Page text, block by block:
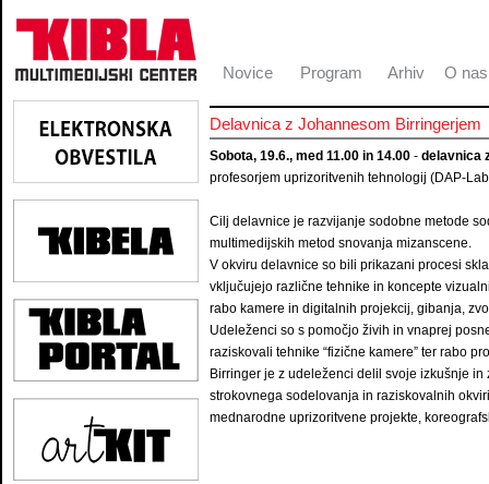
Novice Program Arhiv O nas
Delavnica z Johannesom Birringerjem
Sobota, 19.6., med 11.00 in 14.00 - delavnica
profesorjem uprizoritvenih tehnologij (DAP-
Cilj delavnice je razvijanje sodobne metode
multimedijskih metod snovanja mizanscene.
V okviru delavnice so bili prikazani procesi
vključujejo različne tehnike in koncepte
rabo kamere in digitalnih projekcij, gibanja,
Udeleženci so s pomočjo živih in vnaprej
raziskovali tehnike “fizične kamere” ter rabo
Birringer je z udeleženci delil svoje izkušnje
strokovnega sodelovanja in raziskovalnih
mednarodne uprizoritvene projekte,